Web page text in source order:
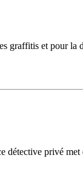
graffitis et pour
privé